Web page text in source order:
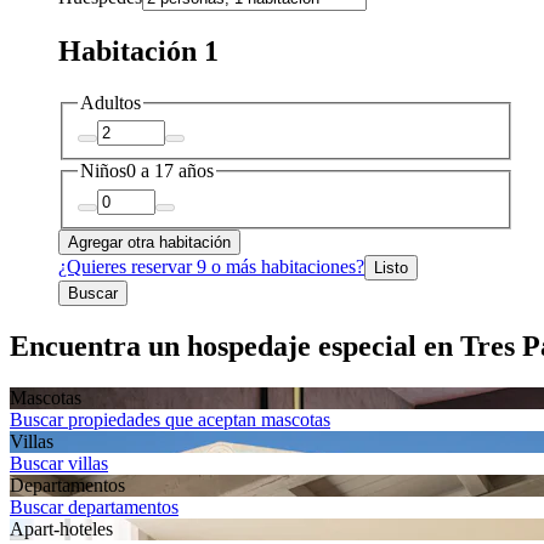
Habitación 1
Adultos
Niños0 a 17 años
Agregar otra habitación
¿Quieres reservar 9 o más habitaciones? Listo
Buscar
Encuentra un hospedaje especial en Tres
Mascotas
Buscar propiedades que aceptan mascotas
Villas
Buscar villas
Departa­mentos
Buscar departamentos
Apart-hoteles